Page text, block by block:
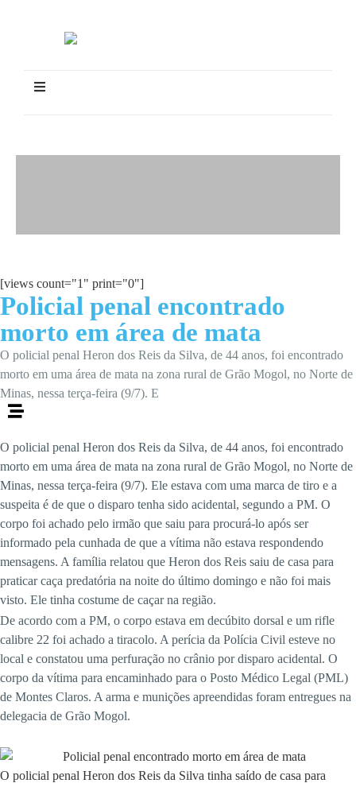
[views count="1" print="0"]
Policial penal encontrado
morto em área de mata
O policial penal Heron dos Reis da Silva, de 44 anos, foi encontrado
morto em uma área de mata na zona rural de Grão Mogol, no Norte de
Minas, nessa terça-feira (9/7). E
O policial penal Heron dos Reis da Silva, de 44 anos, foi encontrado
morto em uma área de mata na zona rural de Grão Mogol, no Norte de
Minas, nessa terça-feira (9/7). Ele estava com uma marca de tiro e a
suspeita é de que o disparo tenha sido acidental, segundo a PM. O
corpo foi achado pelo irmão que saiu para procurá-lo após ser
informado pela cunhada de que a vítima não estava respondendo
mensagens. A família relatou que Heron dos Reis saiu de casa para
praticar caça predatória na noite do último domingo e não foi mais
visto. Ele tinha costume de caçar na região.
De acordo com a PM, o corpo estava em decúbito dorsal e um rifle
calibre 22 foi achado a tiracolo. A perícia da Polícia Civil esteve no
local e constatou uma perfuração no crânio por disparo acidental. O
corpo da vítima para encaminhado para o Posto Médico Legal (PML)
de Montes Claros. A arma e munições apreendidas foram entregues na
delegacia de Grão Mogol.
O policial penal Heron dos Reis da Silva tinha saído de casa para